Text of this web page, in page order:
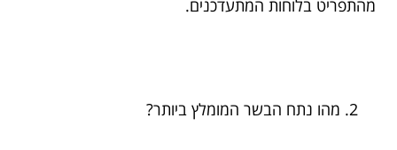
מהתפריט בלוחות המתעדכנים.
מהו נתח הבשר המומלץ ביותר?